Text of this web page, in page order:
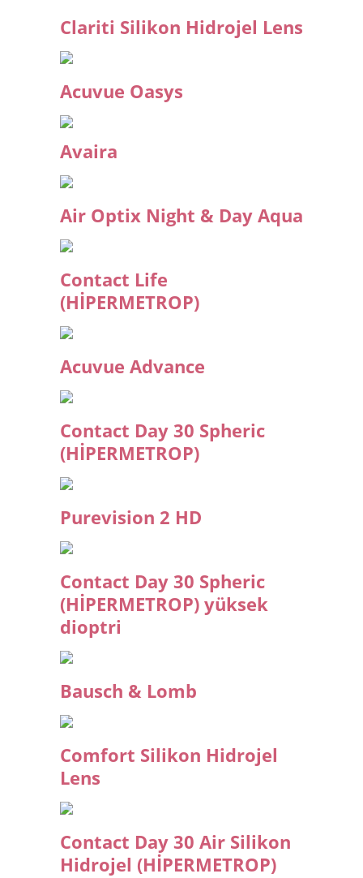
Clariti Silikon Hidrojel Lens
Acuvue Oasys
Avaira
Air Optix Night & Day Aqua
Contact Life
(HİPERMETROP)
Acuvue Advance
Contact Day 30 Spheric
(HİPERMETROP)
Purevision 2 HD
Contact Day 30 Spheric
(HİPERMETROP) yüksek
dioptri
Bausch & Lomb
Comfort Silikon Hidrojel
Lens
Contact Day 30 Air Silikon
Hidrojel (HİPERMETROP)